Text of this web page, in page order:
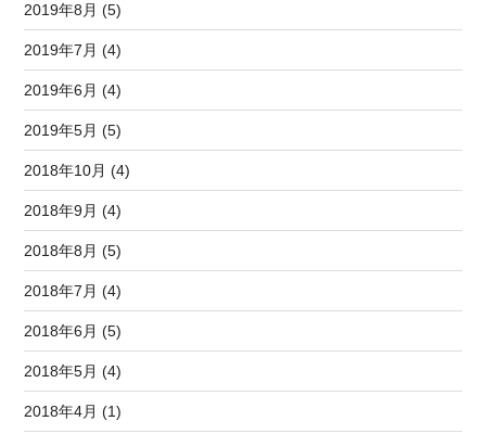
2019年8月 (5)
2019年7月 (4)
2019年6月 (4)
2019年5月 (5)
2018年10月 (4)
2018年9月 (4)
2018年8月 (5)
2018年7月 (4)
2018年6月 (5)
2018年5月 (4)
2018年4月 (1)